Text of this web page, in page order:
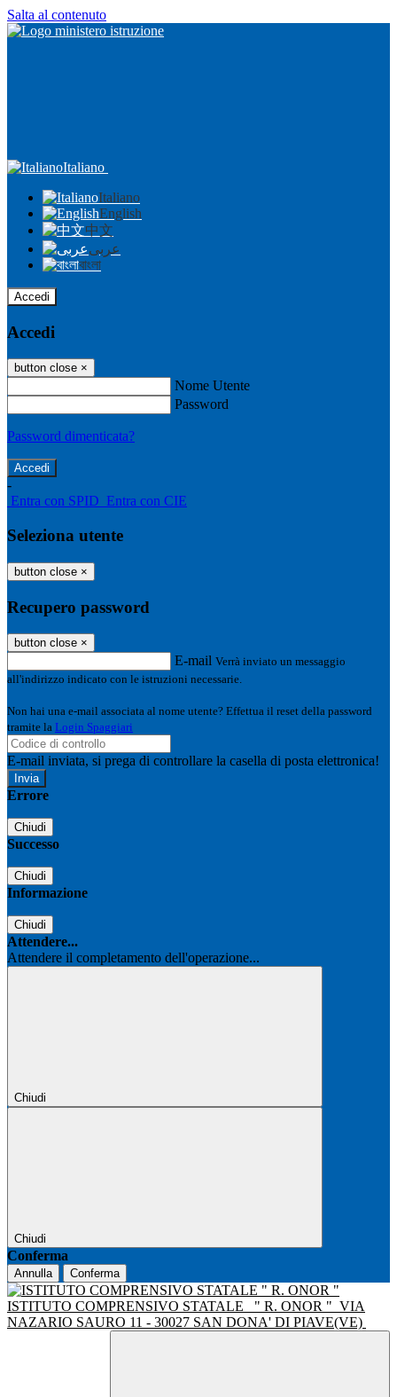
Salta al contenuto
Italiano
Italiano
English
中文
عربى
বাংলা
Accedi
Accedi
button close ×
Nome Utente
Password
Password dimenticata?
-
Entra con SPID Entra con CIE
Seleziona utente
button close ×
Recupero password
button close ×
E-mail Verrà inviato un messaggio
all'indirizzo indicato con le istruzioni necessarie.
Non hai una e-mail associata al nome utente? Effettua il reset della password
tramite la Login Spaggiari
E-mail inviata, si prega di controllare la casella di posta elettronica!
Errore
Chiudi
Successo
Chiudi
Informazione
Chiudi
Attendere...
Attendere il completamento dell'operazione...
Chiudi
Chiudi
Conferma
Annulla Conferma
ISTITUTO COMPRENSIVO STATALE " R. ONOR " VIA
NAZARIO SAURO 11 - 30027 SAN DONA' DI PIAVE(VE)